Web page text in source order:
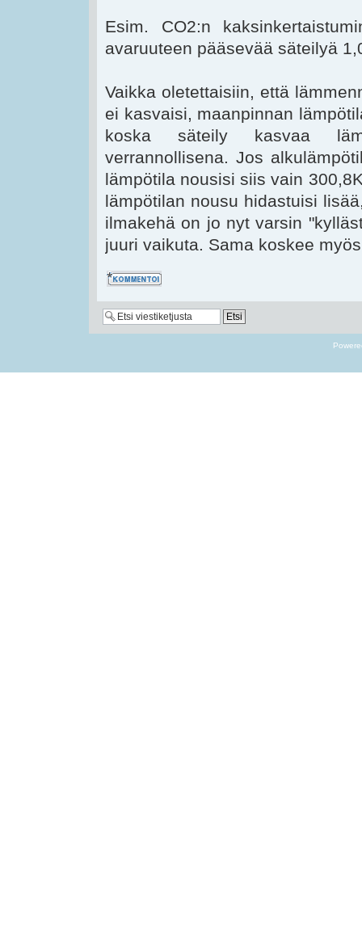
Esim. CO2:n
avaruuteen pääsevää säteilyä
Vaikka oletettaisiin, että
ei kasvaisi, maanpinnan
koska säteily kasvaa
verrannollisena. Jos
lämpötila nousisi siis vain
lämpötilan nousu hidastuisi
ilmakehä on jo nyt varsin
juuri vaikuta. Sama koskee
Kommentoi